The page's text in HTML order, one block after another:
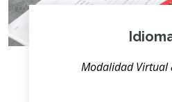
Modalidad Virtual